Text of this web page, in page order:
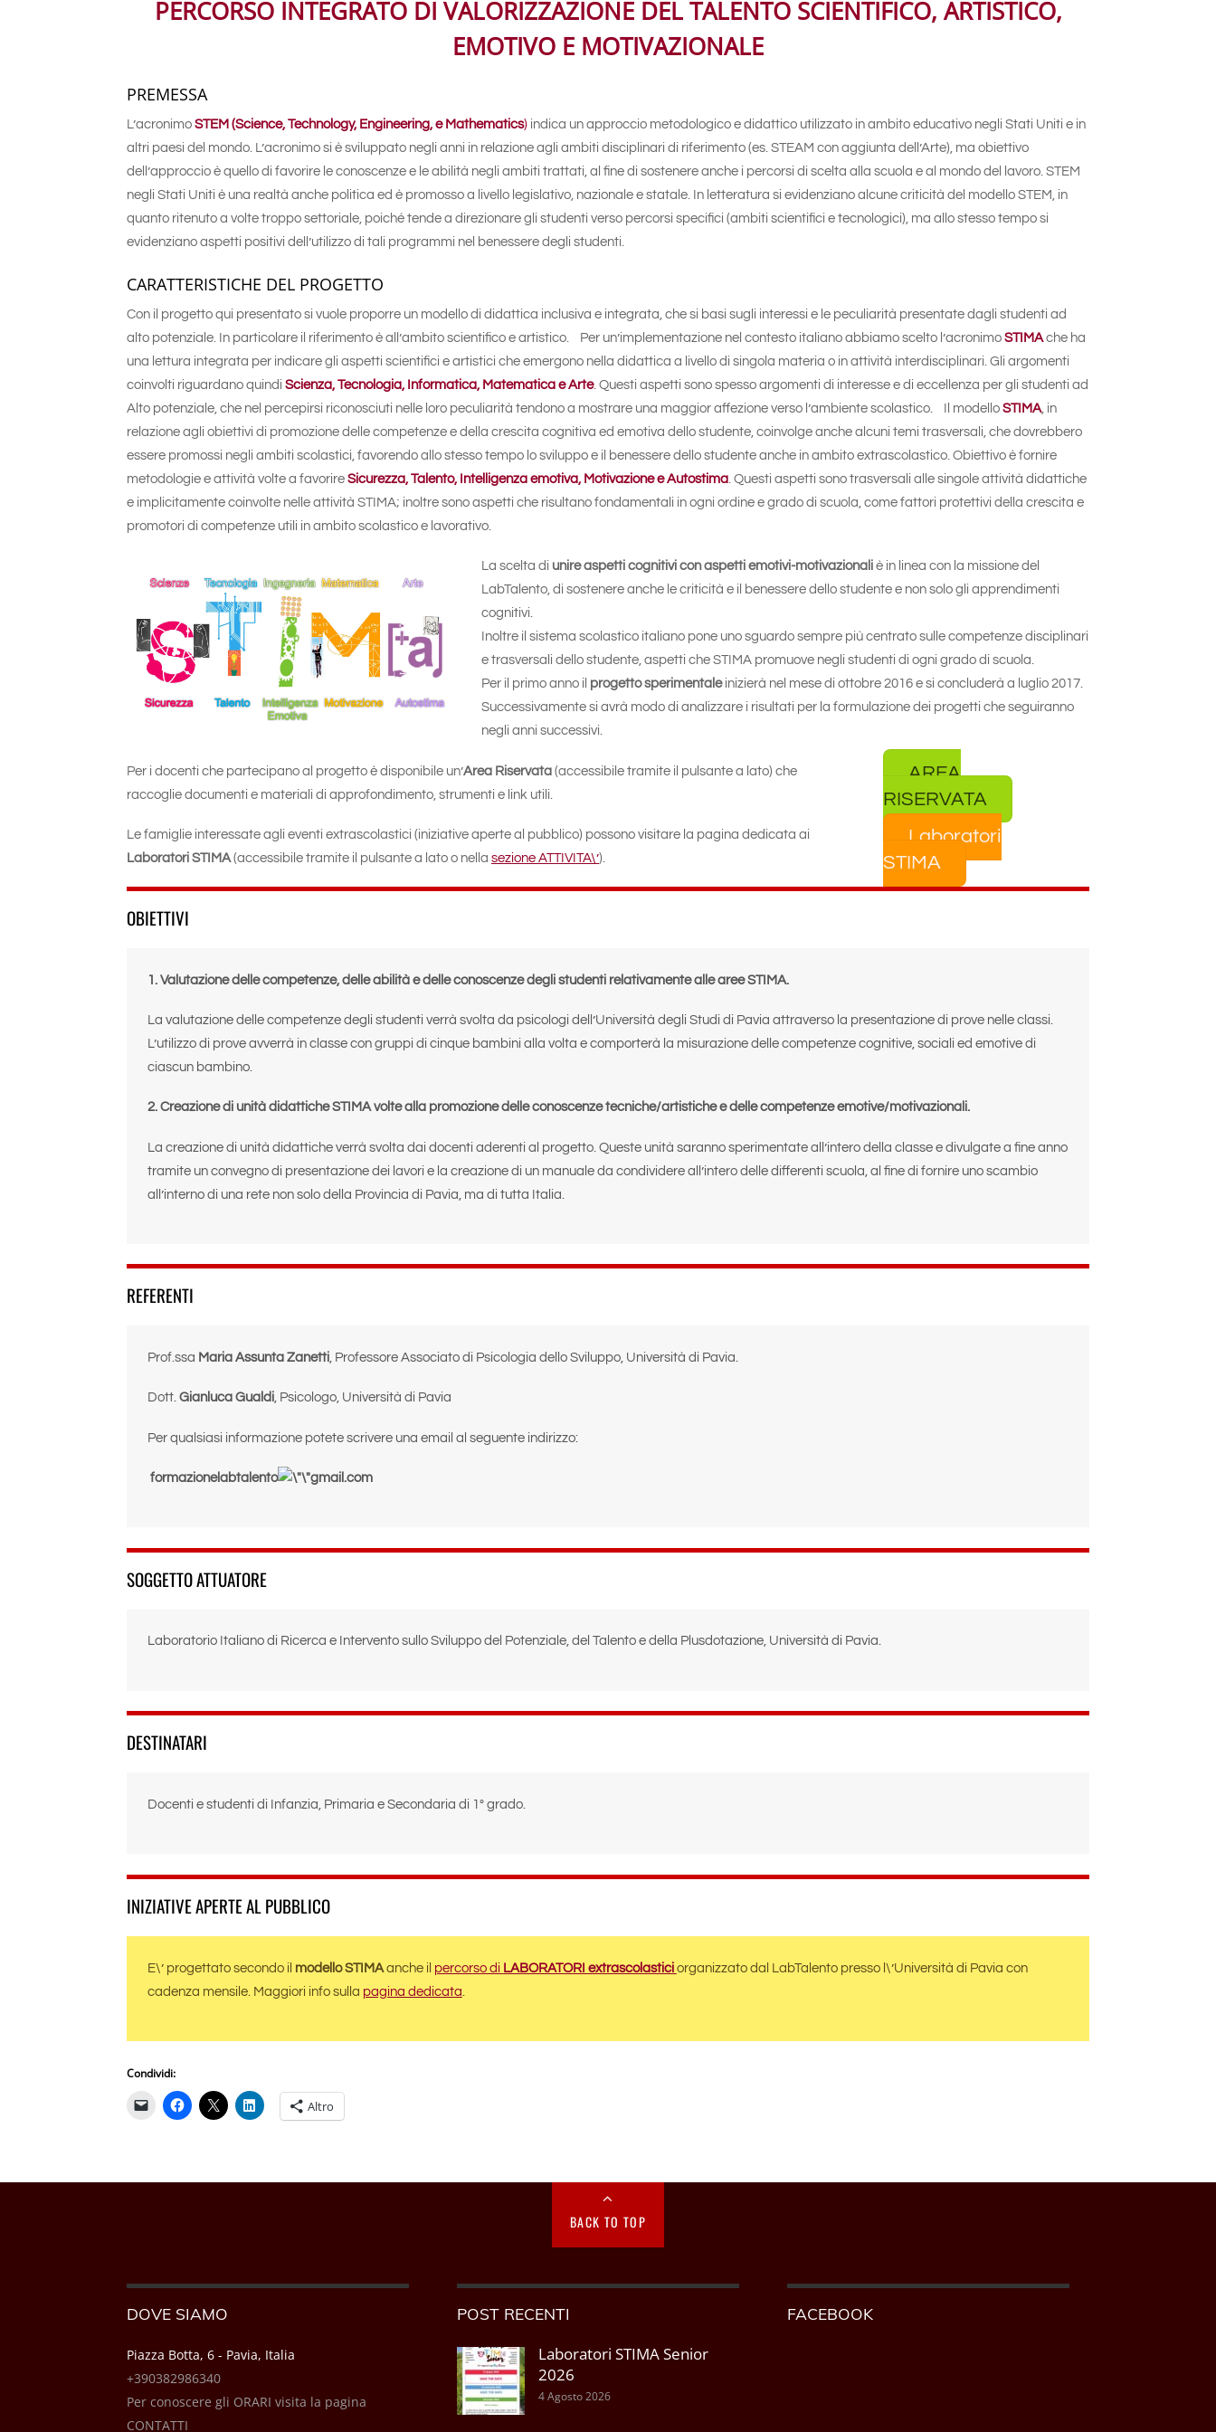
PERCORSO INTEGRATO DI VALORIZZAZIONE DEL TALENTO SCIENTIFICO, ARTISTICO,
EMOTIVO E MOTIVAZIONALE
PREMESSA
L’acronimo STEM (Science, Technology, Engineering, e Mathematics) indica un approccio metodologico e didattico utilizzato in ambito educativo negli Stati Uniti e in
altri paesi del mondo. L’acronimo si è sviluppato negli anni in relazione agli ambiti disciplinari di riferimento (es. STEAM con aggiunta dell’Arte), ma obiettivo
dell’approccio è quello di favorire le conoscenze e le abilità negli ambiti trattati, al fine di sostenere anche i percorsi di scelta alla scuola e al mondo del lavoro. STEM
negli Stati Uniti è una realtà anche politica ed è promosso a livello legislativo, nazionale e statale. In letteratura si evidenziano alcune criticità del modello STEM, in
quanto ritenuto a volte troppo settoriale, poiché tende a direzionare gli studenti verso percorsi specifici (ambiti scientifici e tecnologici), ma allo stesso tempo si
evidenziano aspetti positivi dell’utilizzo di tali programmi nel benessere degli studenti.
CARATTERISTICHE DEL PROGETTO
Con il progetto qui presentato si vuole proporre un modello di didattica inclusiva e integrata, che si basi sugli interessi e le peculiarità presentate dagli studenti ad
alto potenziale. In particolare il riferimento è all’ambito scientifico e artistico. Per un’implementazione nel contesto italiano abbiamo scelto l’acronimo STIMA che ha
una lettura integrata per indicare gli aspetti scientifici e artistici che emergono nella didattica a livello di singola materia o in attività interdisciplinari. Gli argomenti
coinvolti riguardano quindi Scienza, Tecnologia, Informatica, Matematica e Arte. Questi aspetti sono spesso argomenti di interesse e di eccellenza per gli studenti ad
Alto potenziale, che nel percepirsi riconosciuti nelle loro peculiarità tendono a mostrare una maggior affezione verso l’ambiente scolastico. Il modello STIMA, in
relazione agli obiettivi di promozione delle competenze e della crescita cognitiva ed emotiva dello studente, coinvolge anche alcuni temi trasversali, che dovrebbero
essere promossi negli ambiti scolastici, favorendo allo stesso tempo lo sviluppo e il benessere dello studente anche in ambito extrascolastico. Obiettivo è fornire
metodologie e attività volte a favorire Sicurezza, Talento, Intelligenza emotiva, Motivazione e Autostima. Questi aspetti sono trasversali alle singole attività didattiche
e implicitamente coinvolte nelle attività STIMA; inoltre sono aspetti che risultano fondamentali in ogni ordine e grado di scuola, come fattori protettivi della crescita e
promotori di competenze utili in ambito scolastico e lavorativo.
La scelta di unire aspetti cognitivi con aspetti emotivi-motivazionali è in linea con la missione del
LabTalento, di sostenere anche le criticità e il benessere dello studente e non solo gli apprendimenti
cognitivi.
Inoltre il sistema scolastico italiano pone uno sguardo sempre più centrato sulle competenze disciplinari
e trasversali dello studente, aspetti che STIMA promuove negli studenti di ogni grado di scuola.
Per il primo anno il progetto sperimentaleinizierà nel mese di ottobre 2016 e si concluderà a luglio 2017.
Successivamente si avrà modo di analizzare i risultati per la formulazione dei progetti che seguiranno
negli anni successivi.
Per i docenti che partecipano al progetto è disponibile un’Area Riservata (accessibile tramite il pulsante a lato) che
raccoglie documenti e materiali di approfondimento, strumenti e link utili.
AREA
RISERVATA
Le famiglie interessate agli eventi extrascolastici (iniziative aperte al pubblico) possono visitare la pagina dedicata ai
Laboratori STIMA (accessibile tramite il pulsante a lato o nella sezione ATTIVITA\’).
Laboratori
STIMA
OBIETTIVI
1. Valutazione delle competenze, delle abilità e delle conoscenze degli studenti relativamente alle aree STIMA.
La valutazione delle competenze degli studenti verrà svolta da psicologi dell’Università degli Studi di Pavia attraverso la presentazione di prove nelle classi.
L’utilizzo di prove avverrà in classe con gruppi di cinque bambini alla volta e comporterà la misurazione delle competenze cognitive, sociali ed emotive di
ciascun bambino.
2.Creazione di unità didattiche STIMA volte alla promozione delle conoscenze tecniche/artistiche e delle competenze emotive/motivazionali.
La creazione di unità didattiche verrà svolta dai docenti aderenti al progetto. Queste unità saranno sperimentate all’intero della classe e divulgate a fine anno
tramite un convegno di presentazione dei lavori e la creazione di un manuale da condividere all’intero delle differenti scuola, al fine di fornire uno scambio
all’interno di una rete non solo della Provincia di Pavia, ma di tutta Italia.
REFERENTI
Prof.ssa Maria Assunta Zanetti, Professore Associato di Psicologia dello Sviluppo, Università di Pavia.
Dott. Gianluca Gualdi, Psicologo, Università di Pavia
Per qualsiasi informazione potete scrivere una email al seguente indirizzo:
formazionelabtalento gmail.com
SOGGETTO ATTUATORE
Laboratorio Italiano di Ricerca e Intervento sullo Sviluppo del Potenziale, del Talento e della Plusdotazione, Università di Pavia.
DESTINATARI
Docenti e studenti di Infanzia, Primaria e Secondaria di 1° grado.
INIZIATIVE APERTE AL PUBBLICO
E\’ progettato secondo il modello STIMAanche il percorso di LABORATORI extrascolastici organizzato dal LabTalento presso l\’Università di Pavia con
cadenza mensile. Maggiori info sulla pagina dedicata
Condividi:
Altro
BACK TO TOP
DOVE SIAMO
Piazza Botta, 6 - Pavia, Italia
+390382986340
Per conoscere gli ORARI visita la pagina
CONTATTI
POST RECENTI
Laboratori STIMA Senior
2026
4 Agosto 2026
FACEBOOK